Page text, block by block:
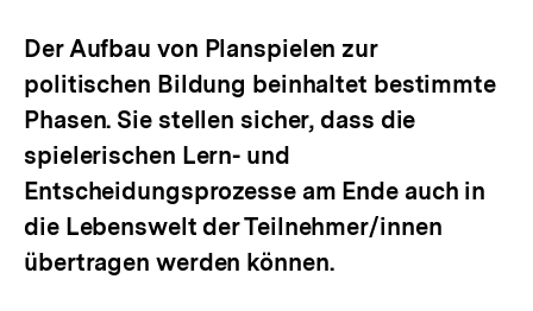
Der Aufbau von Planspielen zur
politischen Bildung beinhaltet bestimmte
Phasen. Sie stellen sicher, dass die
spielerischen Lern- und
Entscheidungsprozesse am Ende auch in
die Lebenswelt der Teilnehmer/innen
übertragen werden können.